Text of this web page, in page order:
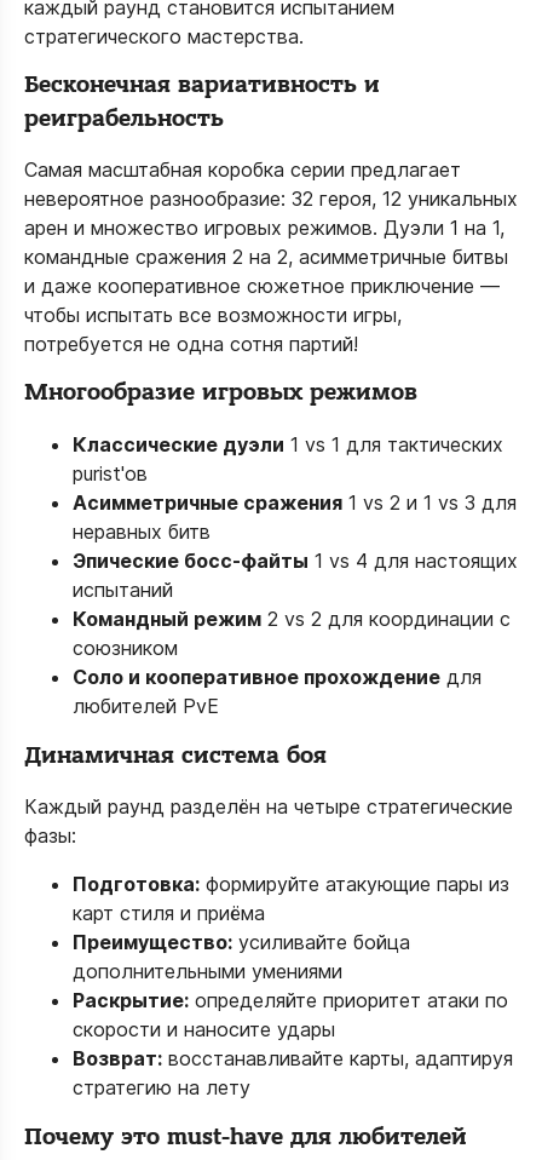
каждый раунд становится испытанием
стратегического мастерства.
Бесконечная вариативность и
реиграбельность
Самая масштабная коробка серии предлагает
невероятное разнообразие: 32 героя, 12 уникальных
арен и множество игровых режимов. Дуэли 1 на 1,
командные сражения 2 на 2, асимметричные битвы
и даже кооперативное сюжетное приключение —
чтобы испытать все возможности игры,
потребуется не одна сотня партий!
Многообразие игровых режимов
Классические дуэли 1 vs 1 для тактических
purist'ов
Асимметричные сражения 1 vs 2 и 1 vs 3 для
неравных битв
Эпические босс-файты 1 vs 4 для настоящих
испытаний
Командный режим 2 vs 2 для координации с
союзником
Соло и кооперативное прохождение для
любителей PvE
Динамичная система боя
Каждый раунд разделён на четыре стратегические
фазы:
Подготовка: формируйте атакующие пары из
карт стиля и приёма
Преимущество: усиливайте бойца
дополнительными умениями
Раскрытие: определяйте приоритет атаки по
скорости и наносите удары
Возврат: восстанавливайте карты, адаптируя
стратегию на лету
Почему это must-have для любителей